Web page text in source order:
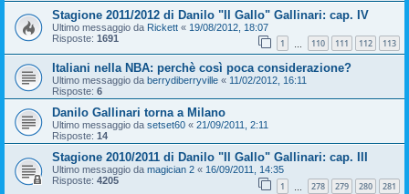
Stagione 2011/2012 di Danilo "Il Gallo" Gallinari: cap. IV
Ultimo messaggio da Rickett « 19/08/2012, 18:07
Risposte: 1691 1 110 111 112 113
Italiani nella NBA: perchè così poca considerazione?
Ultimo messaggio da berrydiberryville « 11/02/2012, 16:11
Risposte: 6
Danilo Gallinari torna a Milano
Ultimo messaggio da setset60 « 21/09/2011, 2:11
Risposte: 14
Stagione 2010/2011 di Danilo "Il Gallo" Gallinari: cap. III
Ultimo messaggio da magician 2 « 16/09/2011, 14:35
Risposte: 4205 1 278 279 280 281